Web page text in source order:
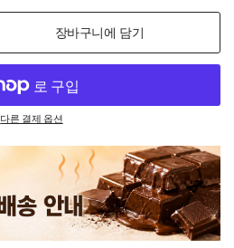
장바구니에 담기
다른 결제 옵션